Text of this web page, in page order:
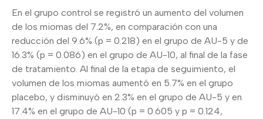
En el grupo control se registró un aumento del volumen
de los miomas del 7.2%, en comparación con una
reducción del 9.6% (p = 0.218) en el grupo de AU-5 y de
16.3% (p = 0.086) en el grupo de AU-10, al final de la fase
de tratamiento. Al final de la etapa de seguimiento, el
volumen de los miomas aumentó en 5.7% en el grupo
placebo, y disminuyó en 2.3% en el grupo de AU-5 y en
17.4% en el grupo de AU-10 (p = 0.605 y p = 0.124,